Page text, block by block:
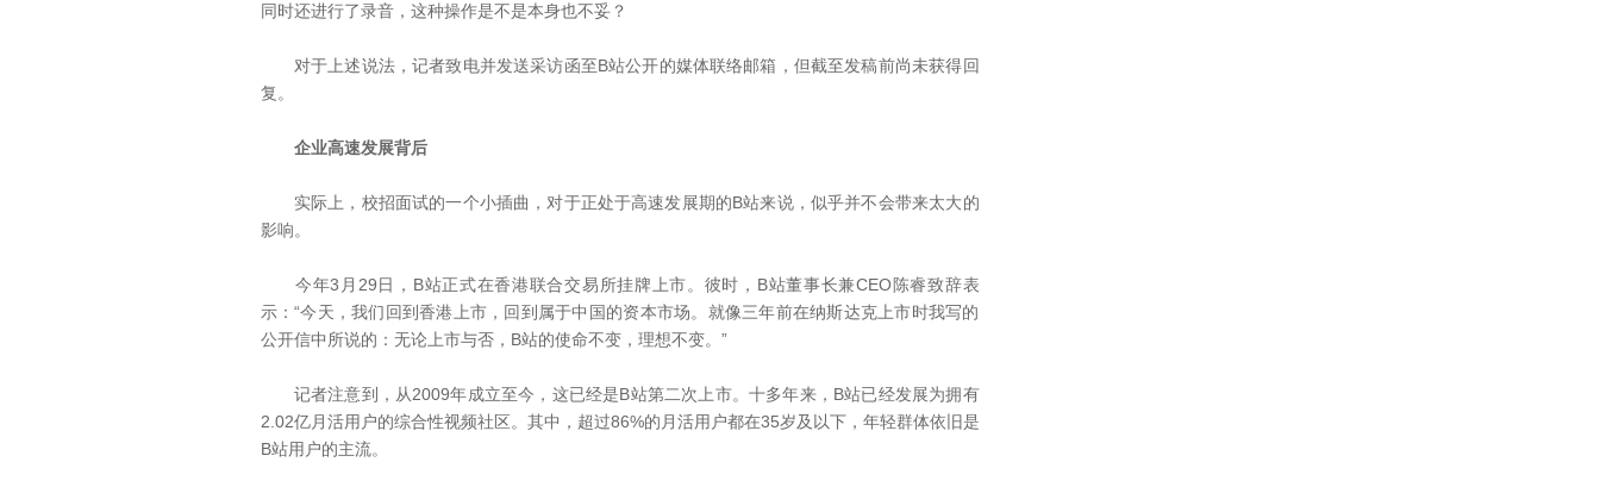
同时还进行了录音，这种操作是不是本身也不妥？
对于上述说法，记者致电并发送采访函至B站公开的媒体联络邮箱，但截至发稿前尚未获得回
复。
企业高速发展背后
实际上，校招面试的一个小插曲，对于正处于高速发展期的B站来说，似乎并不会带来太大的
影响。
今年3月29日，B站正式在香港联合交易所挂牌上市。彼时，B站董事长兼CEO陈睿致辞表
示：“今天，我们回到香港上市，回到属于中国的资本市场。就像三年前在纳斯达克上市时我写的
公开信中所说的：无论上市与否，B站的使命不变，理想不变。”
记者注意到，从2009年成立至今，这已经是B站第二次上市。十多年来，B站已经发展为拥有
2.02亿月活用户的综合性视频社区。其中，超过86%的月活用户都在35岁及以下，年轻群体依旧是
B站用户的主流。